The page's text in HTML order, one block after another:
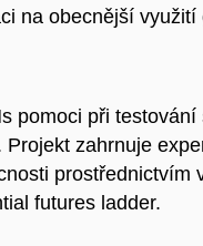
na obecnější
pomoci při
zahrnuje
prostřednictvím
futures ladder.